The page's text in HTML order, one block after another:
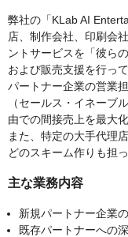
弊社の「KLab AI
店、制作会社、印刷会
ントサービスを「彼ら
および販売支援を行っ
パートナー企業の営業
（セールス・イネーブ
由での間接売上を最大
また、特定の大手代理
どのスキーム作りも担
主な業務内容
新規パートナー企業
既存パートナーへの